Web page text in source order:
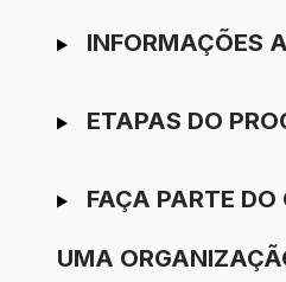
INFORMAÇÕES
ETAPAS DO
FAÇA PARTE
UMA